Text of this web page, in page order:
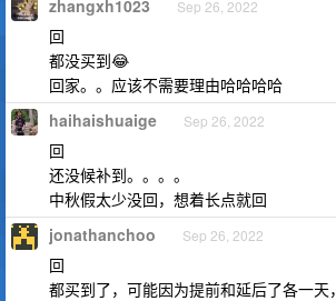
zhangxh1023 Sep 26, 2022
回
都没买到😂
回家。。应该不需要理由哈哈哈哈
haihaishuaige Sep 26, 2022
回
还没候补到。。。。
中秋假太少没回，想着长点就回
jonathanchoo Sep 26, 2022
回
都买到了，可能因为提前和延后了各一天